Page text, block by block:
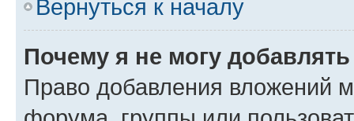
Вернуться к началу
Почему я не могу
Право добавления вложений